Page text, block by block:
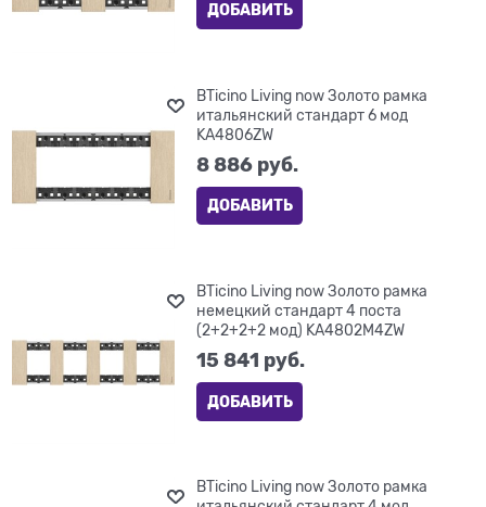
ДОБАВИТЬ
BTicino Living now Золото рамка
итальянский стандарт 6 мод
KA4806ZW
8 886 руб.
ДОБАВИТЬ
BTicino Living now Золото рамка
немецкий стандарт 4 поста
(2+2+2+2 мод) KA4802M4ZW
15 841 руб.
ДОБАВИТЬ
BTicino Living now Золото рамка